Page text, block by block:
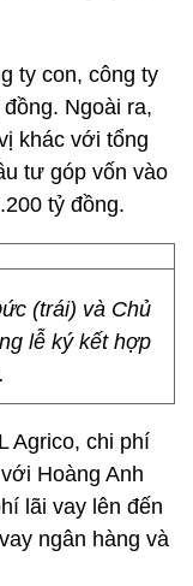
ty con, công ty
Ngoài ra,
khác với tổng
tư góp vốn vào
tỷ đồng.
(trái) và Chủ
lễ ký kết hợp
Agrico, chi phí
Hoàng Anh
lãi vay lên đến
ngân hàng và